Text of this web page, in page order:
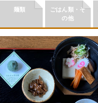
麺類
ごはん類・そ
の他